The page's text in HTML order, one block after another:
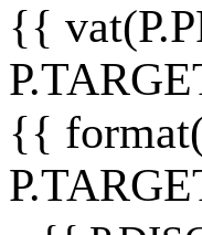
{{
{{